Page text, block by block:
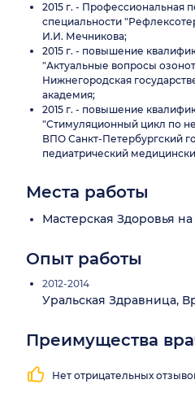
2015 г. - Профессиональная
специальности
И.И. Мечникова;
2015 г. - повышение
"Актуальные вопросы
Нижнегородская
академия;
2015 г. - повышение
"Стимуляционный цикл по
ВПО Санкт-Петербургский
педиатрический
Места работы
Мастерская Здоровья
Опыт работы
2012-2014
Уральская Здравница,
Преимущества
Нет отрицательных